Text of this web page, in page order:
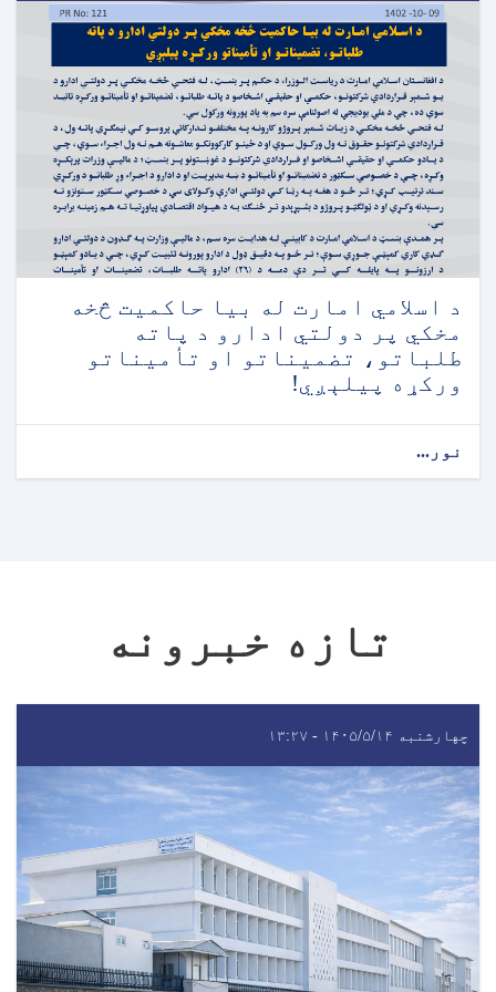
د اسلامي امارت له بیا حاکمیت څخه
مخکي پر دولتي ادارو د پاته
طلباتو، تضمیناتو او تأمیناتو
ورکړه پیلېږي!
نور...
تازه خبرونه
چهارشنبه ۱۴۰۵/۵/۱۴ - ۱۳:۲۷